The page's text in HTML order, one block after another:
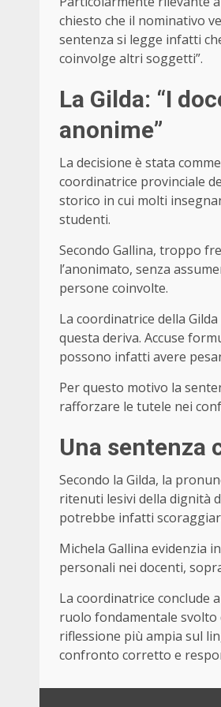
chiesto che il nominativo
sentenza si legge infatti
coinvolge altri soggetti”.
La Gilda: “I
anonime”
La decisione è stata
coordinatrice provinciale
storico in cui molti
studenti.
Secondo Gallina, troppo
l’anonimato, senza
persone coinvolte.
La coordinatrice della
questa deriva. Accuse
possono infatti avere
Per questo motivo la
rafforzare le tutele nei
Una sentenza
Secondo la Gilda, la
ritenuti lesivi della dignità
potrebbe infatti
Michela Gallina evidenzia
personali nei docenti,
La coordinatrice conclude
ruolo fondamentale svolto
riflessione più ampia sul
confronto corretto e